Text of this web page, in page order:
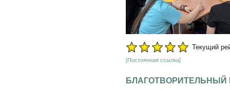
Текущий
[Постоянная ссылка]
БЛАГОТВОРИТЕЛЬНЫЙ